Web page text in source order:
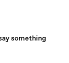
something